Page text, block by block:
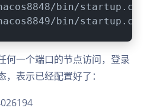
bin/startup.cmd
bin/startup.cmd
何一个端口的节点访问，登录
表示已经配置好了：